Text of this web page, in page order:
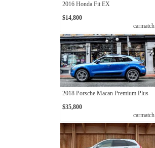
2016 Honda Fit EX
$14,800
carmatch
2018 Porsche Macan Premium Plus
$35,800
carmatch